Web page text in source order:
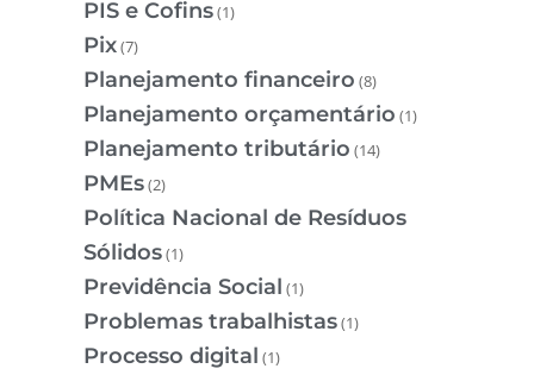
PIS e Cofins(1)
Pix(7)
Planejamento financeiro (8)
Planejamento orçamentário (1)
Planejamento tributário (14)
PMEs(2)
Política Nacional de Resíduos
Sólidos(1)
Previdência Social (1)
Problemas trabalhistas(1)
Processo digital (1)